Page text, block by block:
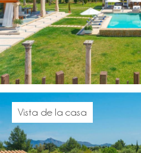
Vista de la casa